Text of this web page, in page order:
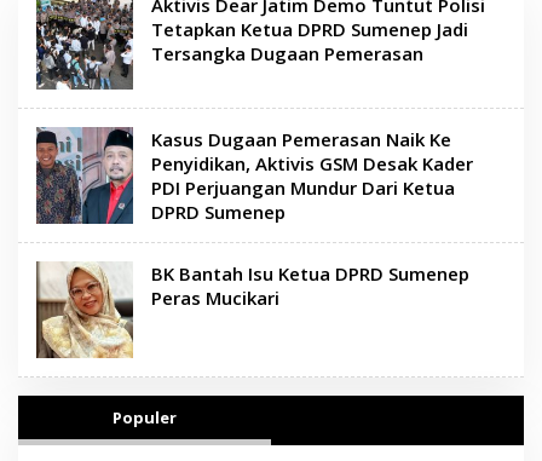
Tetapkan Ketua DPRD Sumenep Jadi
Tersangka Dugaan Pemerasan
Kasus Dugaan Pemerasan Naik Ke
Penyidikan, Aktivis GSM Desak Kader
PDI Perjuangan Mundur Dari Ketua
DPRD Sumenep
BK Bantah Isu Ketua DPRD Sumenep
Peras Mucikari
Populer